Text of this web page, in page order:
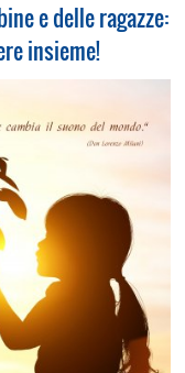
e delle ragazze:
insieme!